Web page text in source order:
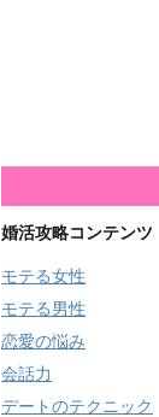
婚活攻略コンテンツ
モテる女性
モテる男性
恋愛の悩み
会話力
デートのテクニック